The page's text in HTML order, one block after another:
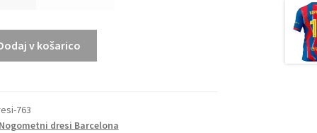
v košarico
763
Nogometni dresi Barcelona